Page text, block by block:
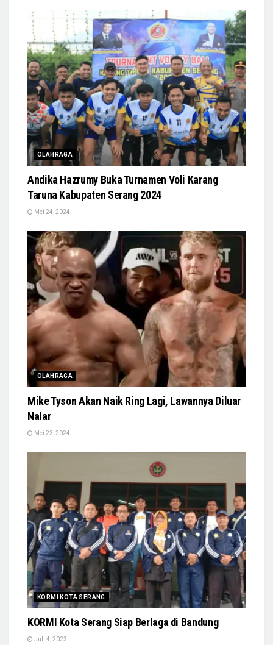
OLAHRAGA
Andika Hazrumy Buka Turnamen Voli Karang
Taruna Kabupaten Serang 2024
Mei 24, 2024
OLAHRAGA
Mike Tyson Akan Naik Ring Lagi, Lawannya Diluar
Nalar
Mei 23, 2024
KORMI KOTA SERANG
KORMI Kota Serang Siap Berlaga di Bandung
Juli 4, 2023